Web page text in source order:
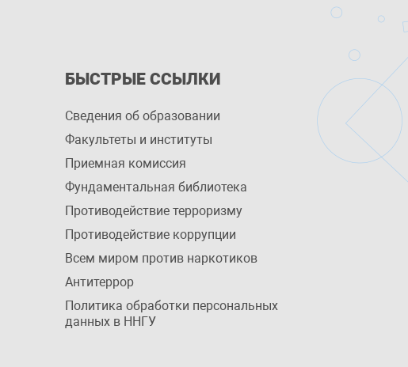
БЫСТРЫЕ ССЫЛКИ
Сведения об образовании
Факультеты и институты
Приемная комиссия
Фундаментальная библиотека
Противодействие терроризму
Противодействие коррупции
Всем миром против наркотиков
Антитеррор
Политика обработки персональных
данных в ННГУ